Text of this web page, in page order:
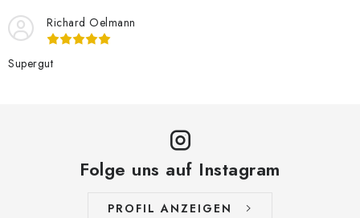
Richard Oelmann
Supergut
Folge uns auf Instagram
PROFIL ANZEIGEN